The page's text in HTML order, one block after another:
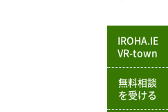
IROHA.IE
VR-town
無料相談
を受ける